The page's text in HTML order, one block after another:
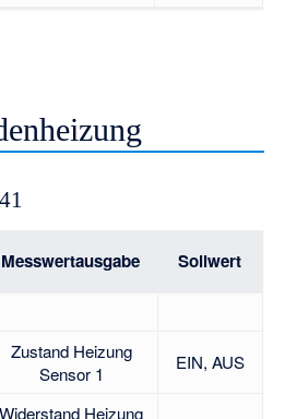
Messwertausgabe Sollwert
Zustand Heizung
Sensor 1
EIN, AUS
Widerstand Heizung